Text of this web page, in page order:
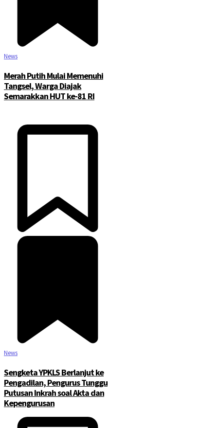
News
Merah Putih Mulai Memenuhi
Tangsel, Warga Diajak
Semarakkan HUT ke-81 RI
News
Sengketa YPKLS Berlanjut ke
Pengadilan, Pengurus Tunggu
Putusan Inkrah soal Akta dan
Kepengurusan